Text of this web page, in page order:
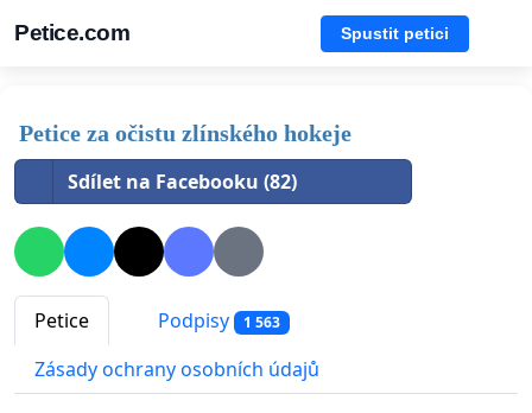
Petice.com Spustit petici
Petice za očistu zlínského hokeje
Sdílet na Facebooku (82)
Petice Podpisy 1 563
Zásady ochrany osobních údajů